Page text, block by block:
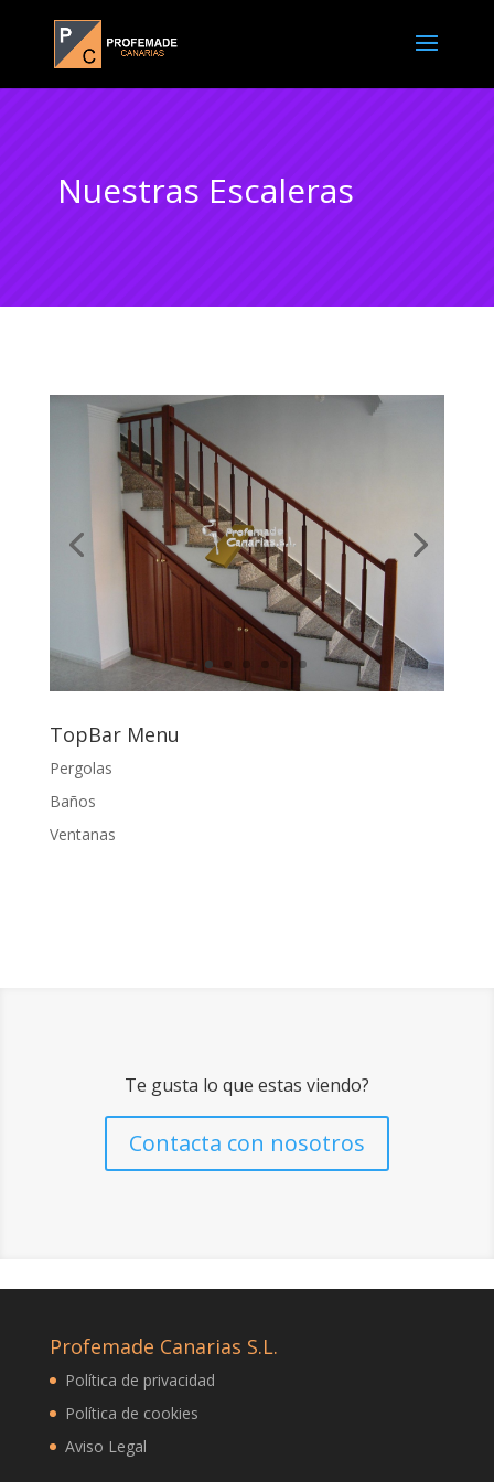
Nuestras Escaleras
TopBar Menu
Pergolas
Baños
Ventanas
Te gusta lo que estas viendo?
Contacta con nosotros
Profemade Canarias S.L.
Política de privacidad
Política de cookies
Aviso Legal